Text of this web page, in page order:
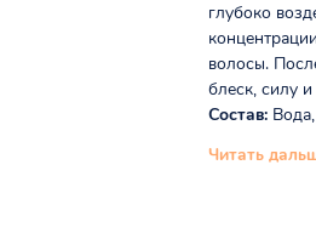
глубоко
волосы.
блеск, силу
Состав:
Читать